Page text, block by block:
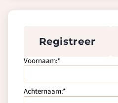
Registreer
Voornaam:*
Achternaam:*